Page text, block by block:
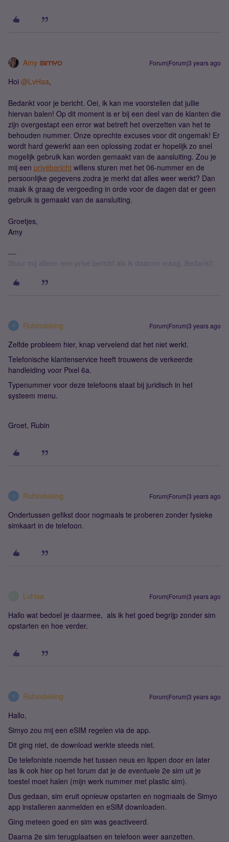
Amy Forum|Forum|3 years ago
Hoi @LvHaa,
Bedankt voor je bericht. Oei, ik kan me voorstellen dat jullie
hiervan balen! Op dit moment is er bij een deel van de klanten die
zijn overgestapt een error wat betreft het overzetten van het te
behouden nummer. Onze oprechte excuses voor dit ongemak! Er
wordt hard gewerkt aan een oplossing zodat er hopelijk zo snel
mogelijk gebruik kan worden gemaakt van de aansluiting. Zou je
mij een privébericht willens sturen met het 06-nummer en de
persoonlijke gegevens zodra je merkt dat alles weer werkt? Dan
maak ik graag de vergoeding in orde voor de dagen dat er geen
gebruik is gemaakt van de aansluiting.
Groetjes,
Amy
Stuur mij alleen een privé bericht als ik daarom vraag. Bedankt!
R Rubindeking Forum|Forum|3 years ago
Zelfde probleem hier, knap vervelend dat het niet werkt.
Telefonische klantenservice heeft trouwens de verkeerde
handleiding voor Pixel 6a.
Typenummer voor deze telefoons staat bij juridisch in het
systeem menu.
Groet, Rubin
R Rubindeking Forum|Forum|3 years ago
Ondertussen gefikst door nogmaals te proberen zonder fysieke
simkaart in de telefoon.
LvHaa Forum|Forum|3 years ago
Hallo wat bedoel je daarmee, als ik het goed begrijp zonder sim
opstarten en hoe verder.
R Rubindeking Forum|Forum|3 years ago
Hallo,
Simyo zou mij een eSIM regelen via de app.
Dit ging niet, de download werkte steeds niet.
De telefoniste noemde het tussen neus en lippen door en later
las ik ook hier op het forum dat je de eventuele 2e sim uit je
toestel moet halen (mijn werk nummer met plastic sim).
Dus gedaan, sim eruit opnieuw opstarten en nogmaals de Simyo
app installeren aanmelden en eSIM downloaden.
Ging meteen goed en sim was geactiveerd.
Daarna 2e sim terugplaatsen en telefoon weer aanzetten.